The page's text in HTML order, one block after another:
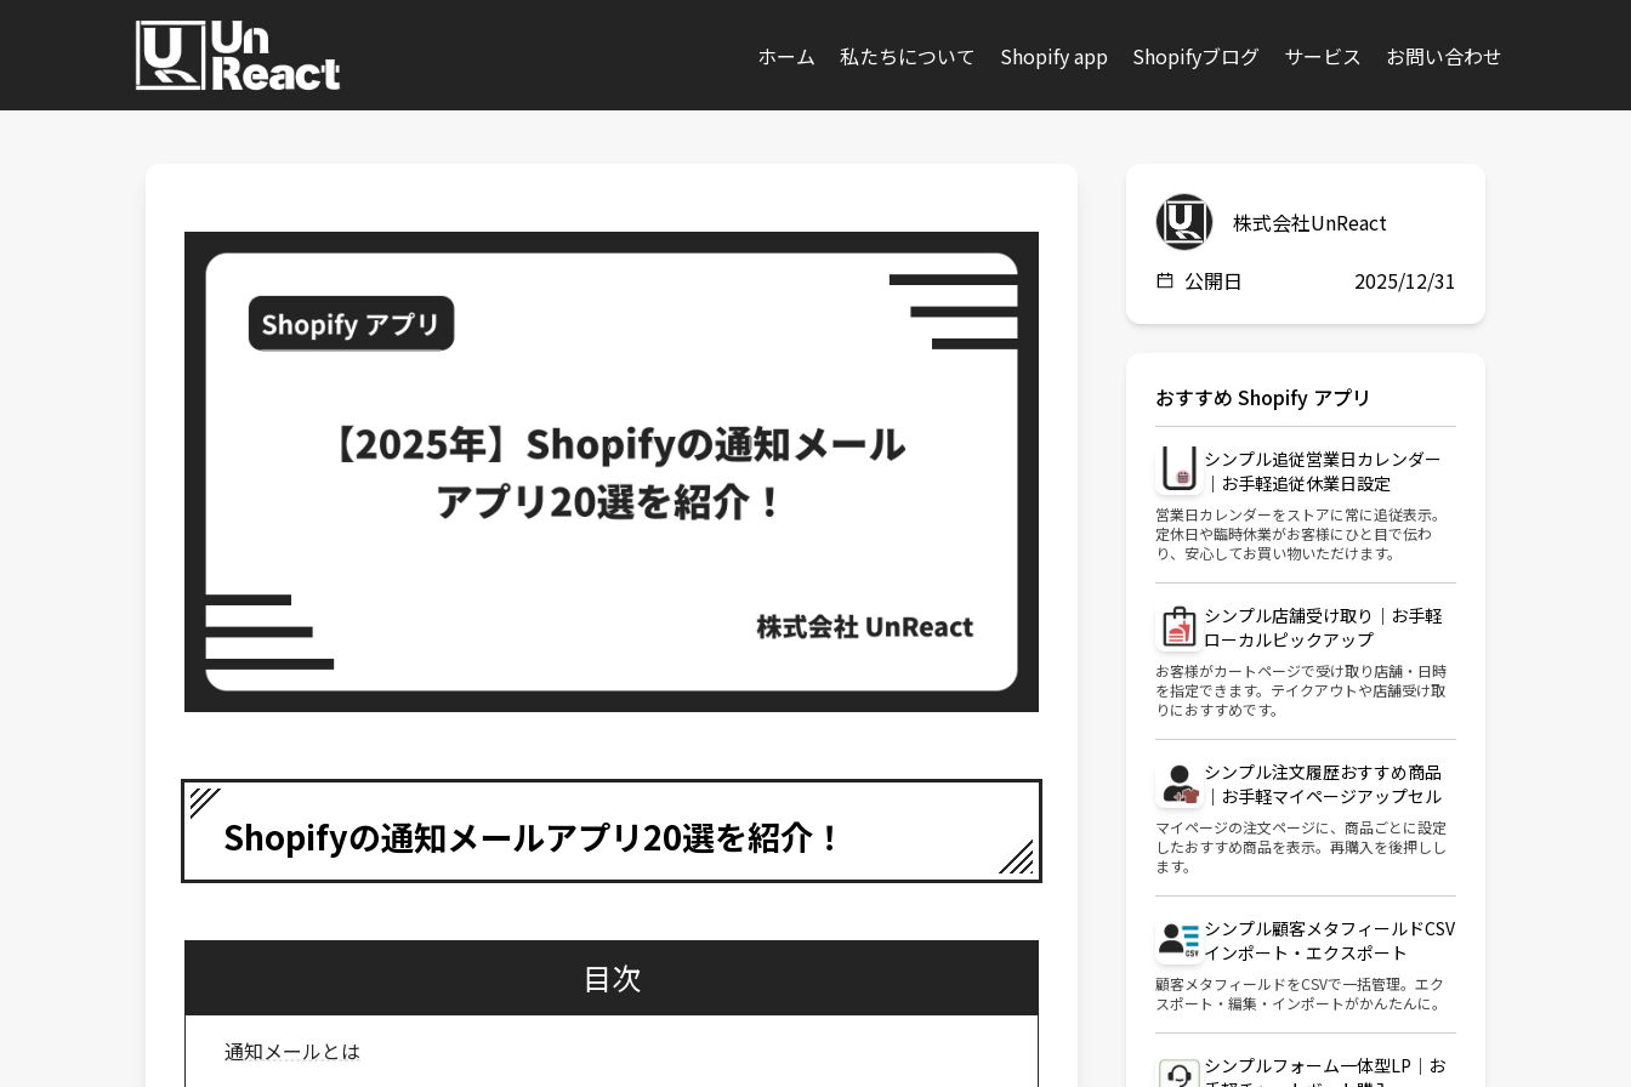
ホーム 私たちについて Shopify app Shopifyブログ サービス お問い合わせ
Shopifyの通知メールアプリ20選を紹介！
目次
通知メールとは
株式会社UnReact
公開日
2025/12/31
おすすめ Shopify アプリ
シンプル追従営業日カレンダー
｜お手軽追従休業日設定
営業日カレンダーをストアに常に追従表示。
定休日や臨時休業がお客様にひと目で伝わ
り、安心してお買い物いただけます。
シンプル店舗受け取り｜お手軽
ローカルピックアップ
お客様がカートページで受け取り店舗・日時
を指定できます。テイクアウトや店舗受け取
りにおすすめです。
シンプル注文履歴おすすめ商品
｜お手軽マイページアップセル
マイページの注文ページに、商品ごとに設定
したおすすめ商品を表示。再購入を後押しし
ます。
シンプル顧客メタフィールドCSV
インポート・エクスポート
顧客メタフィールドをCSVで一括管理。エク
スポート・編集・インポートがかんたんに。
シンプルフォーム一体型LP｜お